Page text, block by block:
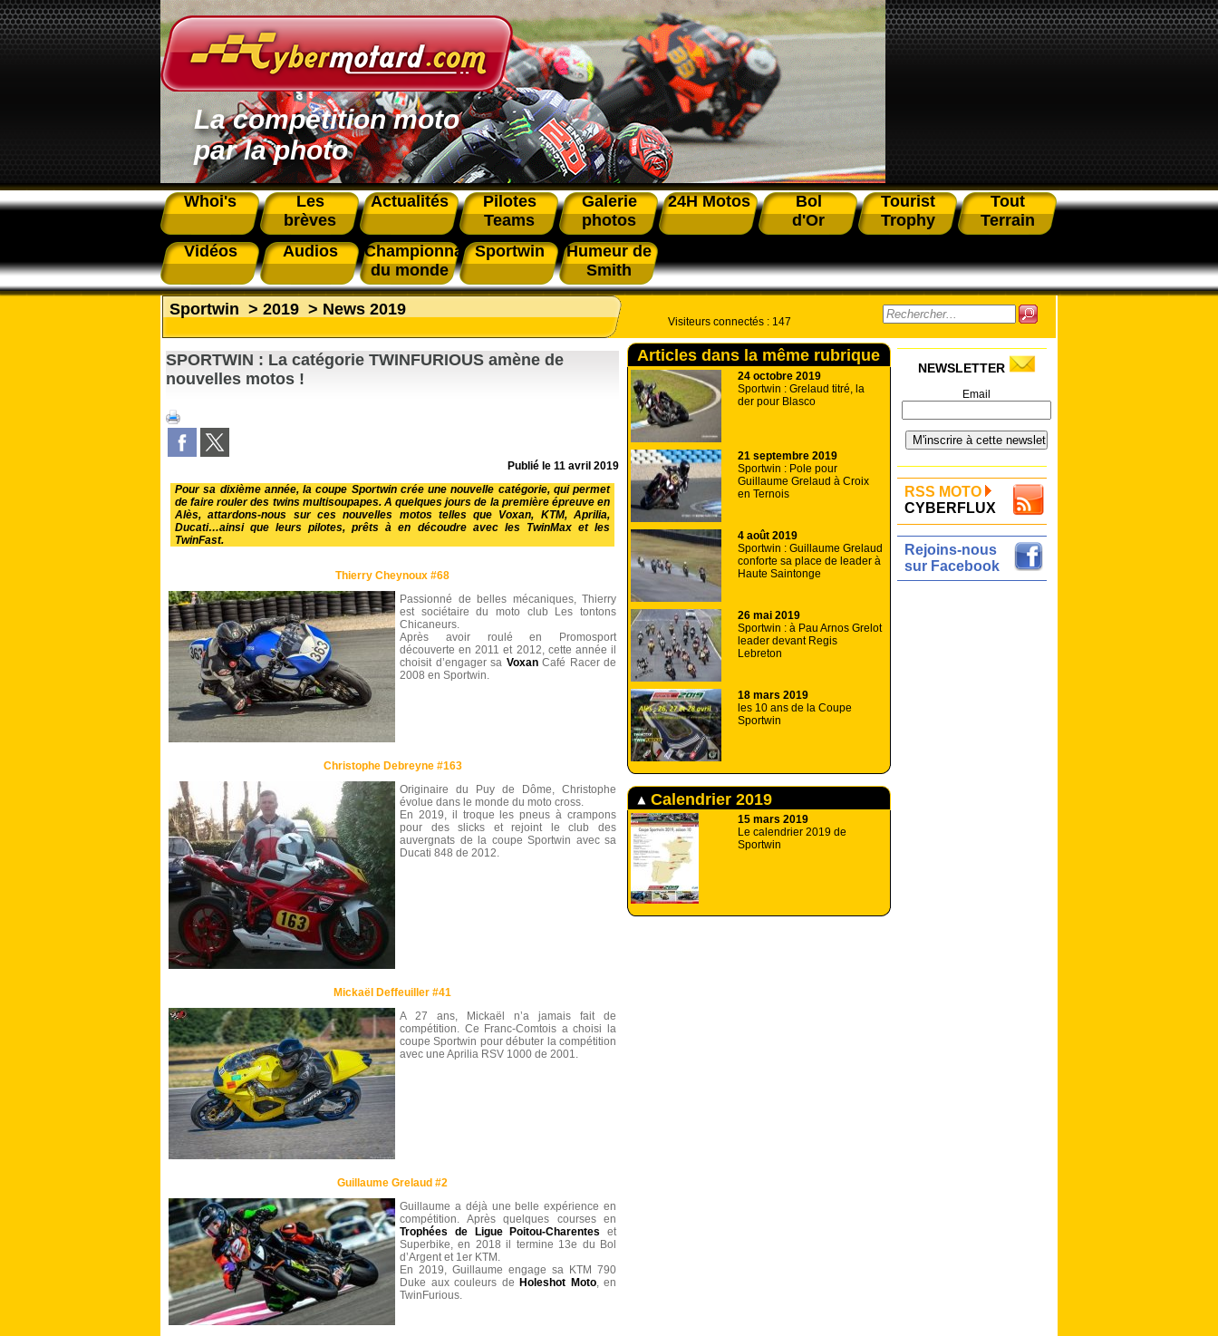
La compétition moto
par la photo
Whoi's
Les
brèves
Actualités
Pilotes
Teams
Galerie
photos
24H Motos
Bol
d'Or
Tourist
Trophy
Tout
Terrain
Vidéos
Audios
Championnat
du monde
Sportwin
Humeur de
Smith
Sportwin > 2019 > News 2019
SPORTWIN : La catégorie TWINFURIOUS amène de
nouvelles motos !
Publié le 11 avril 2019
Pour sa dixième année, la coupe Sportwin crée une nouvelle catégorie, qui permet
de faire rouler des twins multisoupapes. A quelques jours de la première épreuve en
Alès, attardons-nous sur ces nouvelles motos telles que Voxan, KTM, Aprilia,
Ducati…ainsi que leurs pilotes, prêts à en découdre avec les TwinMax et les
TwinFast.
Thierry Cheynoux #68
Passionné de belles mécaniques, Thierry
est sociétaire du moto club Les tontons
Chicaneurs.
Après avoir roulé en Promosport
découverte en 2011 et 2012, cette année il
choisit d’engager sa VoxanCafé Racer de
2008 en Sportwin.
Christophe Debreyne #163
Originaire du Puy de Dôme, Christophe
évolue dans le monde du moto cross.
En 2019, il troque les pneus à crampons
pour des slicks et rejoint le club des
auvergnats de la coupe Sportwin avec sa
Ducati 848 de 2012.
Mickaël Deffeuiller #41
A 27 ans, Mickaël n’a jamais fait de
compétition. Ce Franc-Comtois a choisi la
coupe Sportwin pour débuter la compétition
avec une Aprilia RSV 1000 de 2001.
Guillaume Grelaud #2
Guillaume a déjà une belle expérience en
compétition. Après quelques courses en
Trophées de Ligue Poitou-Charentes et
Superbike, en 2018 il termine 13e du Bol
d’Argent et 1er KTM.
En 2019, Guillaume engage sa KTM 790
Duke aux couleurs de Holeshot Moto, en
TwinFurious.
Visiteurs connectés : 147
Articles dans la même rubrique
24 octobre 2019
Sportwin : Grelaud titré, la
der pour Blasco
21 septembre 2019
Sportwin : Pole pour
Guillaume Grelaud à Croix
en Ternois
4 août 2019
Sportwin : Guillaume Grelaud
conforte sa place de leader à
Haute Saintonge
26 mai 2019
Sportwin : à Pau Arnos Grelot
leader devant Regis
Lebreton
18 mars 2019
les 10 ans de la Coupe
Sportwin
Calendrier 2019
15 mars 2019
Le calendrier 2019 de
Sportwin
NEWSLETTER
Email
RSS MOTO
CYBERFLUX
Rejoins-nous
sur Facebook